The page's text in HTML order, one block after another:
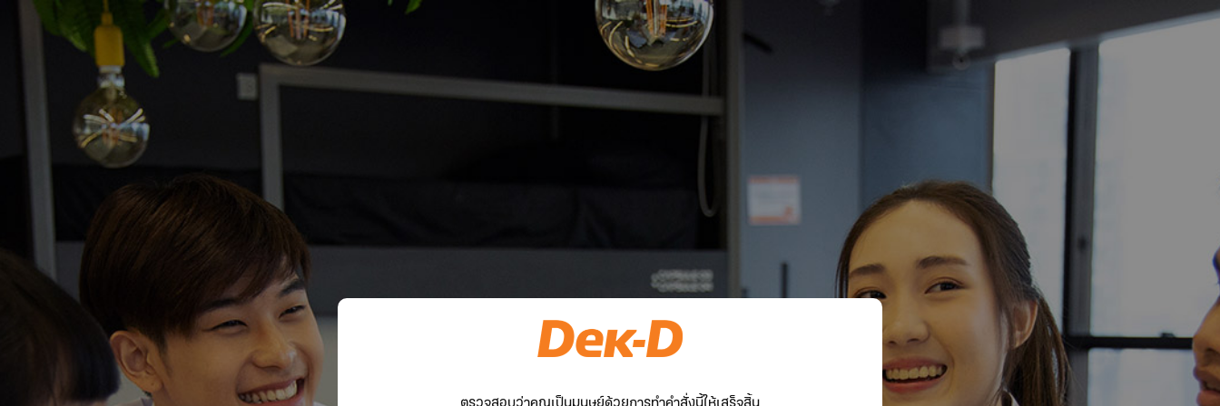
ตรวจสอบว่าคุณเป็นมนุษย์ด้วยการทำคำสั่งนี้ให้เสร็จสิ้น